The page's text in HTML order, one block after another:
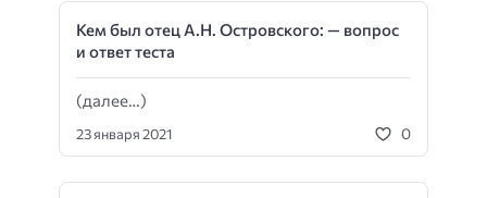
Кем был отец А.Н. Островского: — вопрос
и ответ теста
(далее…)
23 января 2021 0